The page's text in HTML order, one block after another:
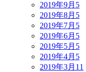
2019年9月 5
2019年8月 5
2019年7月 5
2019年6月 5
2019年5月 5
2019年4月 5
2019年3月 11